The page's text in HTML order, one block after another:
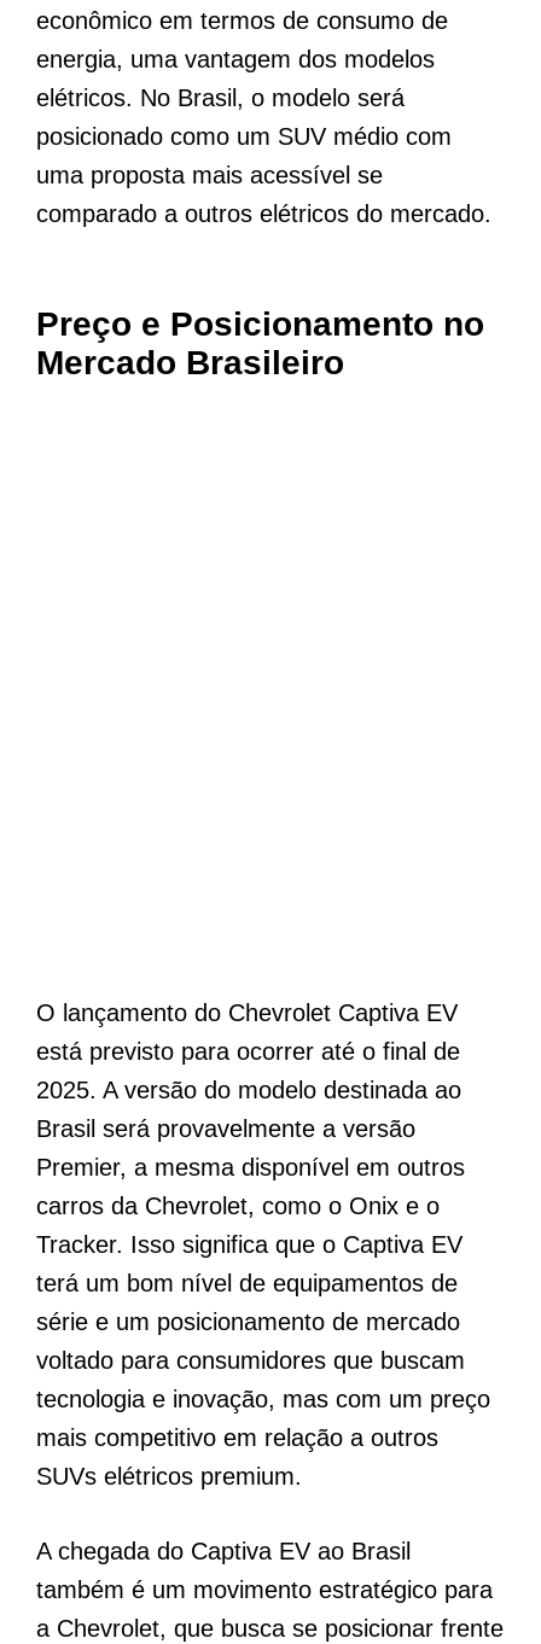
econômico em termos de consumo de
energia, uma vantagem dos modelos
elétricos. No Brasil, o modelo será
posicionado como um SUV médio com
uma proposta mais acessível se
comparado a outros elétricos do mercado.
Preço e Posicionamento no
Mercado Brasileiro
O lançamento do Chevrolet Captiva EV
está previsto para ocorrer até o final de
2025. A versão do modelo destinada ao
Brasil será provavelmente a versão
Premier, a mesma disponível em outros
carros da Chevrolet, como o Onix e o
Tracker. Isso significa que o Captiva EV
terá um bom nível de equipamentos de
série e um posicionamento de mercado
voltado para consumidores que buscam
tecnologia e inovação, mas com um preço
mais competitivo em relação a outros
SUVs elétricos premium.
A chegada do Captiva EV ao Brasil
também é um movimento estratégico para
a Chevrolet, que busca se posicionar frente